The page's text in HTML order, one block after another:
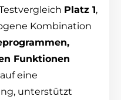
Platz 1,
Kombination
Funktionen
eine
unterstützt